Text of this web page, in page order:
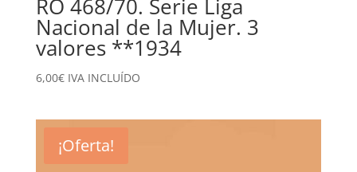
RO 468/70. Serie Liga
Nacional de la Mujer. 3
valores **1934
6,00€ IVA INCLUÍDO
¡Oferta!